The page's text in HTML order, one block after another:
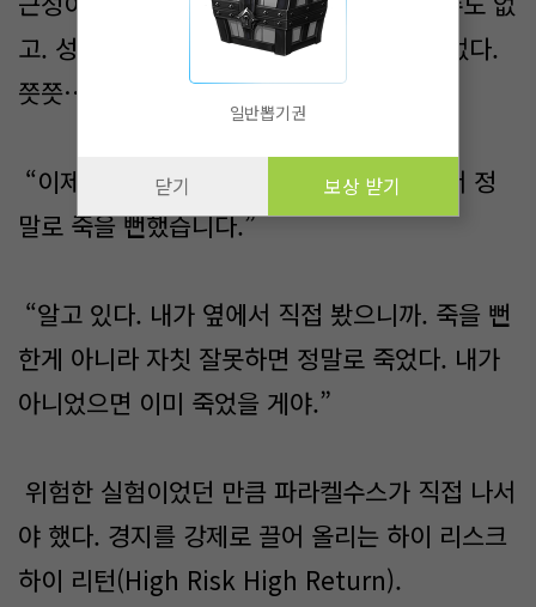
고. 성과도 없고. 너 이후로 시도한 기사도 없다.
쯧쯧…. 다들 야망이 없어서야.”
“이제 와서 말하기 좀 그렇지만 너무 아파서 정
말로 죽을 뻔했습니다.”
“알고 있다. 내가 옆에서 직접 봤으니까. 죽을 뻔
한게 아니라 자칫 잘못하면 정말로 죽었다. 내가
아니었으면 이미 죽었을 게야.”
위험한 실험이었던 만큼 파라켈수스가 직접 나서
야 했다. 경지를 강제로 끌어 올리는 하이 리스크
하이 리턴(High Risk High Return).
일반뽑기권
닫기 보상 받기